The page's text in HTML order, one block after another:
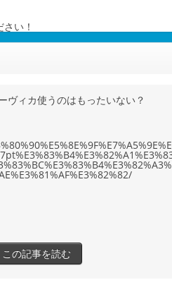
い！
ヴィカ使うのはもったいない？
この記事を読む